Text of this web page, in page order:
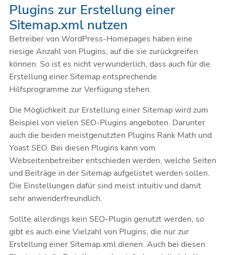
Plugins zur Erstellung einer
Sitemap.xml nutzen
Betreiber von WordPress-Homepages haben eine
riesige Anzahl von Plugins, auf die sie zurückgreifen
können. So ist es nicht verwunderlich, dass auch für die
Erstellung einer Sitemap entsprechende
Hilfsprogramme zur Verfügung stehen.
Die Möglichkeit zur Erstellung einer Sitemap wird zum
Beispiel von vielen SEO-Plugins angeboten. Darunter
auch die beiden meistgenutzten Plugins Rank Math und
Yoast SEO. Bei diesen Plugins kann vom
Webseitenbetreiber entschieden werden, welche Seiten
und Beiträge in der Sitemap aufgelistet werden sollen.
Die Einstellungen dafür sind meist intuitiv und damit
sehr anwenderfreundlich.
Sollte allerdings kein SEO-Plugin genutzt werden, so
gibt es auch eine Vielzahl von Plugins, die nur zur
Erstellung einer Sitemap.xml dienen. Auch bei diesen